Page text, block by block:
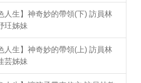
人生】神奇妙的帶領(下) 訪員林
玨姊妹
人生】神奇妙的帶領(上) 訪員林
芸姊妹